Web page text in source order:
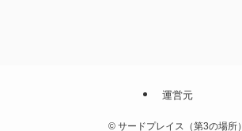
運営元
©サードプレイス（第3の場所）